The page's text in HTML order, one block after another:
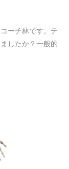
ーチ林です。テ
したか？一般的